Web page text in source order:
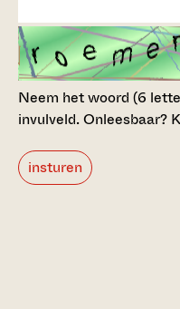
Neem het woord (6
invulveld.Onleesbaar?
insturen